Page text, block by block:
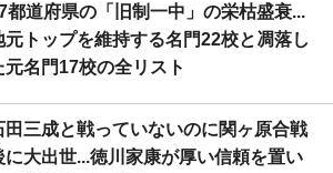
都道府県の「旧制一中」の栄枯盛衰...
元トップを維持する名門22校と凋落し
元名門17校の全リスト
田三成と戦っていないのに関ヶ原合戦
に大出世...徳川家康が厚い信頼を置い